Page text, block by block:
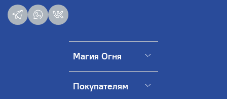
Магия Огня
Покупателям